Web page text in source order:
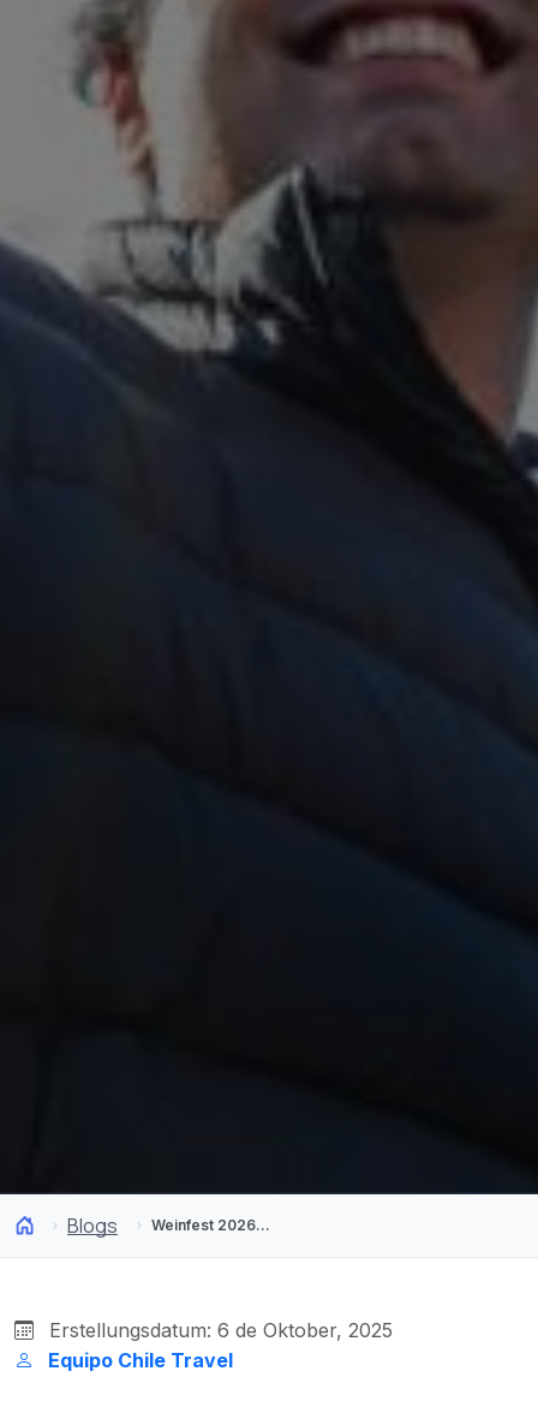
Blogs Weinfest 2026 in Chile! Das Fest, das ausschließlich dem Wein gewidmet ist
Erstellungsdatum: 6 de Oktober, 2025
Equipo Chile Travel